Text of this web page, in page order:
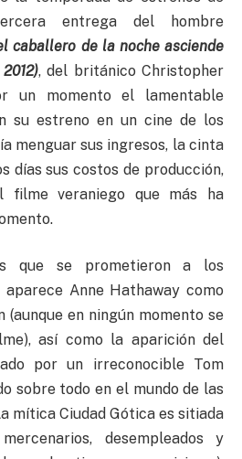
entrega del hombre
caballero de la noche asciende
, del británico Christopher
un momento el lamentable
su estreno en un cine de los
menguar sus ingresos, la cinta
días sus costos de producción,
filme veraniego que más ha
que se prometieron a los
Anne Hathaway como
(aunque en ningún momento se
así como la aparición del
por un irreconocible Tom
sobre todo en el mundo de las
mítica Ciudad Gótica es sitiada
desempleados y